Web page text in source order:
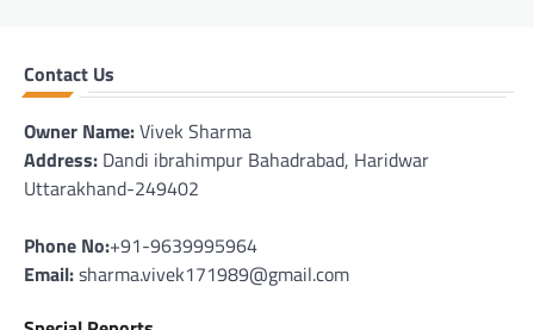
Contact Us
Owner Name:Vivek Sharma
Address: Dandi ibrahimpur Bahadrabad, Haridwar
Uttarakhand-249402
Phone No:+91-9639995964
Email:sharma.vivek171989@gmail.com